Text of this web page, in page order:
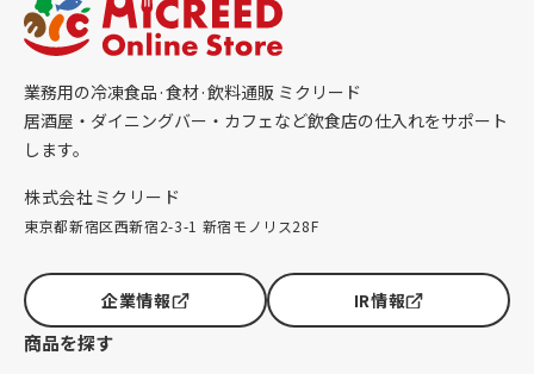
業務用の冷凍食品·食材·飲料通販 ミクリード
居酒屋・ダイニングバー・カフェなど飲食店の仕入れをサポート
します。
株式会社ミクリード
東京都新宿区西新宿2-3-1 新宿モノリス28F
企業情報 IR情報
商品を探す